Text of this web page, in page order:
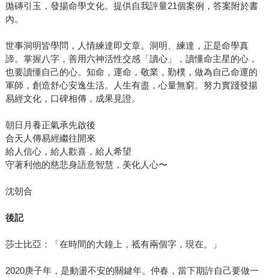
拋磚引玉，發揚命學文化。提供自我評量21個案例，答案附於書
內。
世事洞明皆學問，人情練達即文章。洞明、練達，正是命學真
諦。掌握八字，善用六神活性交感「讀心」，讀懂命主星的心，
也要讀懂自己的心。知命，運命，敬業，勤樸，做為自己命運的
軍師，創造舒心安逸生活。人生有盡，心量無窮。努力實踐發揚
易經文化，口碑相傳，成果見證。
朝日月養正氣承先啟後
合天人傳易經繼往開來
給人信心，給人歡喜，給人希望
守著利他的慈悲身語意智慧，美化人心〜
沈朝合
後記
莎士比亞：「在時間的大鐘上，祗有兩個字，現在。」
2020庚子年，是動盪不安的關鍵年。仲春，當下期許自己要做一